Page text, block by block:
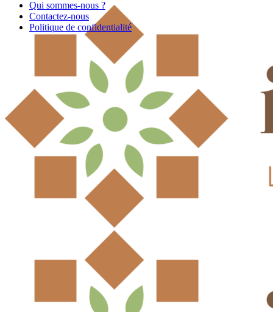
Qui sommes-nous ?
Contactez-nous
Politique de confidentialité